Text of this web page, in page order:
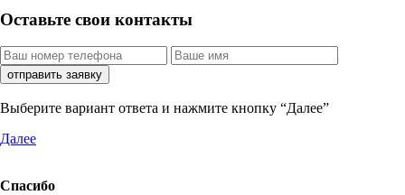
Оставьте свои контакты
отправить заявку
Выберите вариант ответа и нажмите кнопку “Далее”
Далее
Спасибо